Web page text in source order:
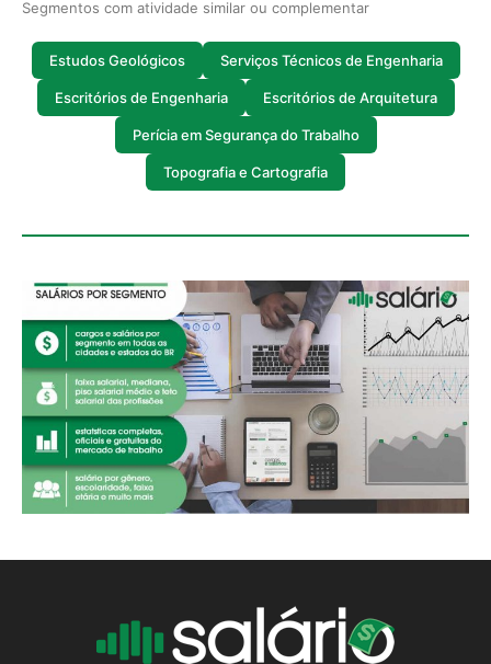
Segmentos com atividade similar ou complementar
Estudos Geológicos Serviços Técnicos de Engenharia
Escritórios de Engenharia Escritórios de Arquitetura
Perícia em Segurança do Trabalho
Topografia e Cartografia